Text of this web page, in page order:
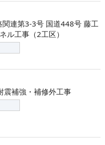
連第3-3号 国道448号 藤工
ル工事（2工区）
震補強・補修外工事